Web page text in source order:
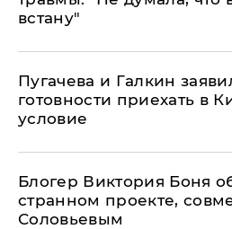
встану"
Пугачева и Галкин
готовности приехать в
условие
Блогер Виктория Боня
странном проекте,
Соловьевым